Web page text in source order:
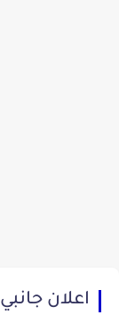
اعلان جانبي